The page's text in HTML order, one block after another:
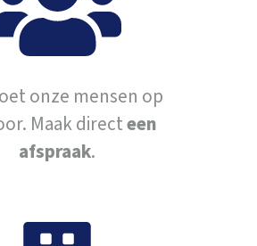
onze mensen op
Maak directeen
afspraak.